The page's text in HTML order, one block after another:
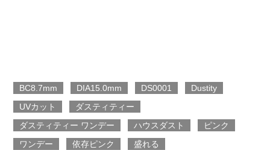
BC8.7mm DIA15.0mm DS0001
Dustity
UVカット
ダスティティー
ダスティティー ワンデー
ハウスダスト
ピンク
ワンデー
依存ピンク
盛れる